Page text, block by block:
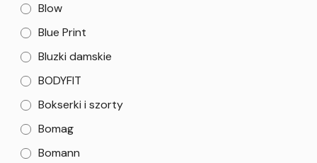
Blow
Blue Print
Bluzki damskie
BODYFIT
Bokserki i szorty
Bomag
Bomann